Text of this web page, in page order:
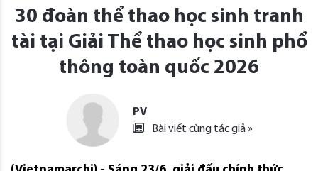
30 đoàn thể thao học sinh tranh
tài tại Giải Thể thao học sinh phổ
thông toàn quốc 2026
PV
Bài viết cùng tác giả »